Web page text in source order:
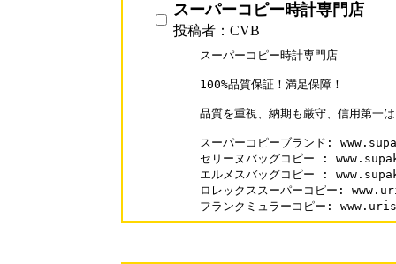
スーパーコピー時計専門店
投稿者：CVB
スーパーコピー時計専門店
100%品質保証！満足保障！
品質を重視、納期も厳守、信用第一
スーパーコピーブランド:
セリーヌバッグコピー :
エルメスバッグコピー :
ロレックススーパーコピー:
フランクミュラーコピー: